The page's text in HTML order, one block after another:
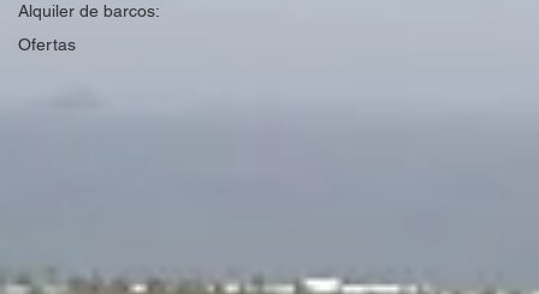
Alquiler de barcos:
Ofertas